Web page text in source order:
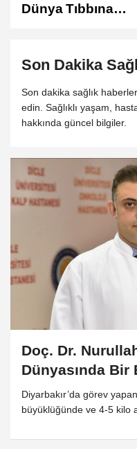
Sendromu Nedir?
Bırakılır?
Son Dakika
Son dakika sağlık
edin. Sağlıklı yaşam,
hakkında güncel bilgiler.
Doç. Dr.
Dünyasında Bir
Attı: Dev
Yumurtalıkları
Diyarbakır’da görev
büyüklüğünde ve 4-5 kilo
ile dünya literatürüne